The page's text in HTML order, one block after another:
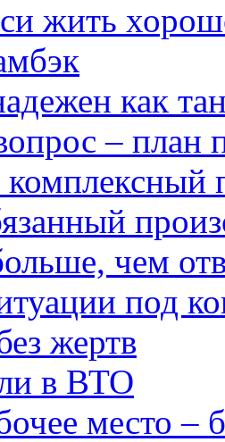
жить
как
– план
чем
под
жертв
в ВТО
место –